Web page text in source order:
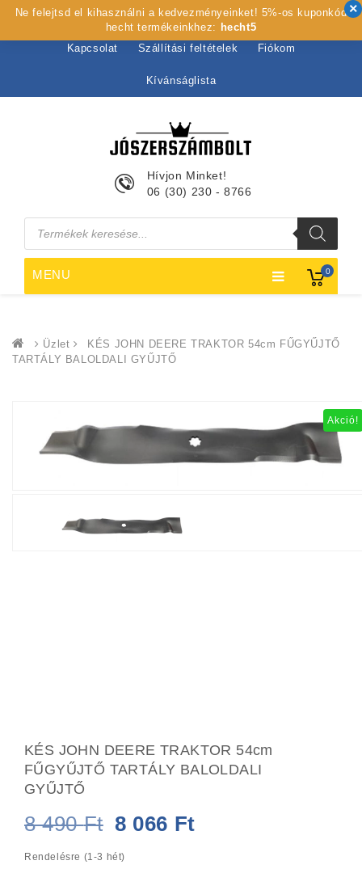
Kezdőlap Rólunk Webshop Szolgáltatások
Kapcsolat Szállítási feltételek Fiókom
Kívánságlista
0
Hívjon Minket!
06 (30) 230 - 8766
Products
search
MENU
Üzlet
KÉS JOHN DEERE TRAKTOR 54cm FŰGYŰJTŐ
TARTÁLY BALOLDALI GYŰJTŐ
Akció!
KÉS JOHN DEERE TRAKTOR 54cm
FŰGYŰJTŐ TARTÁLY BALOLDALI
GYŰJTŐ
8 490Ft Original
price
8 066 Ft
Rendelésre (1-3 hét)
Ne felejtsd el kihasználni a kedvezményeinket! 5%-os kuponkód
hecht termékeinkhez: hecht5